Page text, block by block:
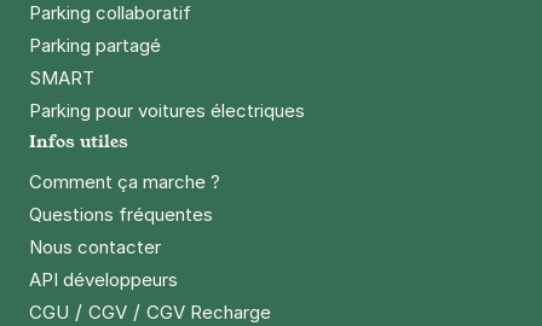
(tarifs dégressifs)
Réserver
Parking collaboratif
Parking partagé
SMART
Parking pour voitures électriques
Infos utiles
Comment ça marche ?
Questions fréquentes
Nous contacter
API développeurs
CGU / CGV / CGV Recharge